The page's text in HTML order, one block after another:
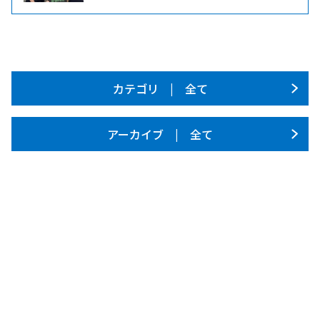
カテゴリ | 全て
アーカイブ | 全て